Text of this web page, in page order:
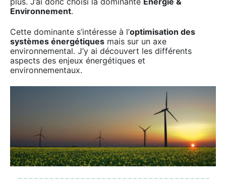
Environnement.
Cette dominante s’intéresse à l’optimisation des
systèmes énergétiques mais sur un axe
environnemental. J’y ai découvert les différents
aspects des enjeux énergétiques et
environnementaux.